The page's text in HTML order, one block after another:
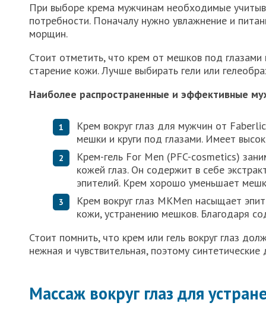
При выборе крема мужчинам необходимые
потребности. Поначалу нужно увлажнение и
морщин.
Стоит отметить, что крем от мешков под
старение кожи. Лучше выбирать гели или
Наиболее распространенные и эффективные
Крем вокруг глаз для мужчин от
мешки и круги под глазами. Имеет
Крем-гель For Men (PFC-cosmetics)
кожей глаз. Он содержит в себе
эпителий. Крем хорошо уменьшает
Крем вокруг глаз MKMen насыщает
кожи, устранению мешков. Благодаря
Стоит помнить, что крем или гель вокруг глаз
нежная и чувствительная, поэтому
Массаж вокруг глаз для